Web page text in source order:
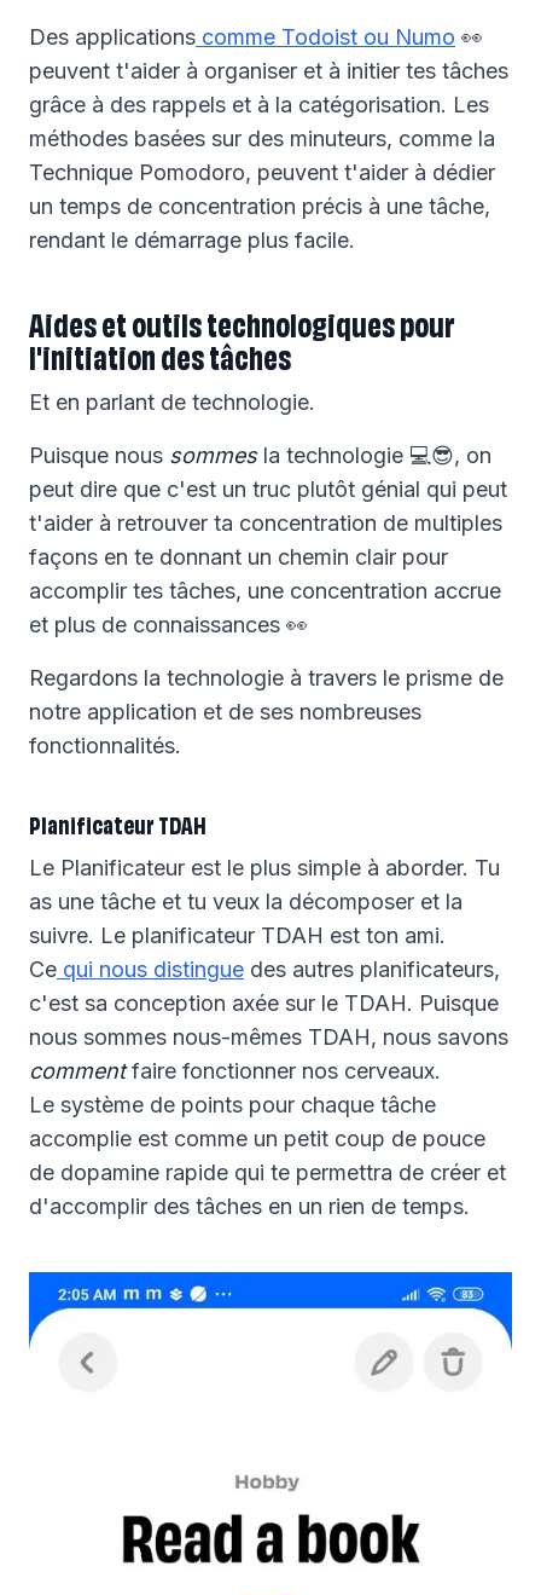
Des applications comme Todoist ou Numo 👀
peuvent t'aider à organiser et à initier tes tâches
grâce à des rappels et à la catégorisation. Les
méthodes basées sur des minuteurs, comme la
Technique Pomodoro, peuvent t'aider à dédier
un temps de concentration précis à une tâche,
rendant le démarrage plus facile.
Aides et outils technologiques pour
l'initiation des tâches
Et en parlant de technologie.
Puisque nous sommesla technologie 💻😎, on
peut dire que c'est un truc plutôt génial qui peut
t'aider à retrouver ta concentration de multiples
façons en te donnant un chemin clair pour
accomplir tes tâches, une concentration accrue
et plus de connaissances 👀
Regardons la technologie à travers le prisme de
notre application et de ses nombreuses
fonctionnalités.
Planificateur TDAH
Le Planificateur est le plus simple à aborder. Tu
as une tâche et tu veux la décomposer et la
suivre. Le planificateur TDAH est ton ami.
Ce qui nous distingue des autres planificateurs,
c'est sa conception axée sur le TDAH. Puisque
nous sommes nous-mêmes TDAH, nous savons
commentfaire fonctionner nos cerveaux.
Le système de points pour chaque tâche
accomplie est comme un petit coup de pouce
de dopamine rapide qui te permettra de créer et
d'accomplir des tâches en un rien de temps.